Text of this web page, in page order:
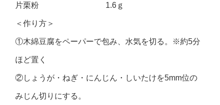
片栗粉 1.6ｇ
＜作り方＞
①木綿豆腐をペーパーで包み、水気を切る。※約5分
ほど置く
②しょうが・ねぎ・にんじん・しいたけを5mm位の
みじん切りにする。